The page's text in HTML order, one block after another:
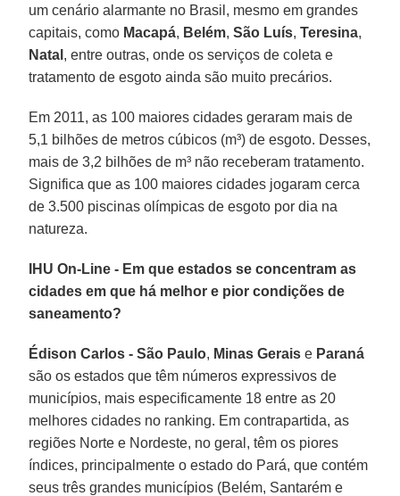
um cenário alarmante no Brasil, mesmo em grandes
capitais, como Macapá, Belém,São Luís,Teresina,
Natal , entre outras, onde os serviços de coleta e
tratamento de esgoto ainda são muito precários.
Em 2011, as 100 maiores cidades geraram mais de
5,1 bilhões de metros cúbicos (m³) de esgoto. Desses,
mais de 3,2 bilhões de m³ não receberam tratamento.
Significa que as 100 maiores cidades jogaram cerca
de 3.500 piscinas olímpicas de esgoto por dia na
natureza.
IHU On-Line - Em que estados se concentram as
cidades em que há melhor e pior condições de
saneamento?
Édison Carlos - São Paulo, Minas Gerais e Paraná
são os estados que têm números expressivos de
municípios, mais especificamente 18 entre as 20
melhores cidades no ranking. Em contrapartida, as
regiões Norte e Nordeste, no geral, têm os piores
índices, principalmente o estado do Pará, que contém
seus três grandes municípios (Belém, Santarém e